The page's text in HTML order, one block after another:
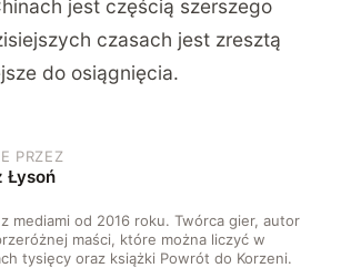
jest częścią szerszego
czasach jest zresztą
do osiągnięcia.
PRZEZ
Łysoń
mediami od 2016 roku. Twórca gier, autor
maści, które można liczyć w
tysięcy oraz książki Powrót do Korzeni.